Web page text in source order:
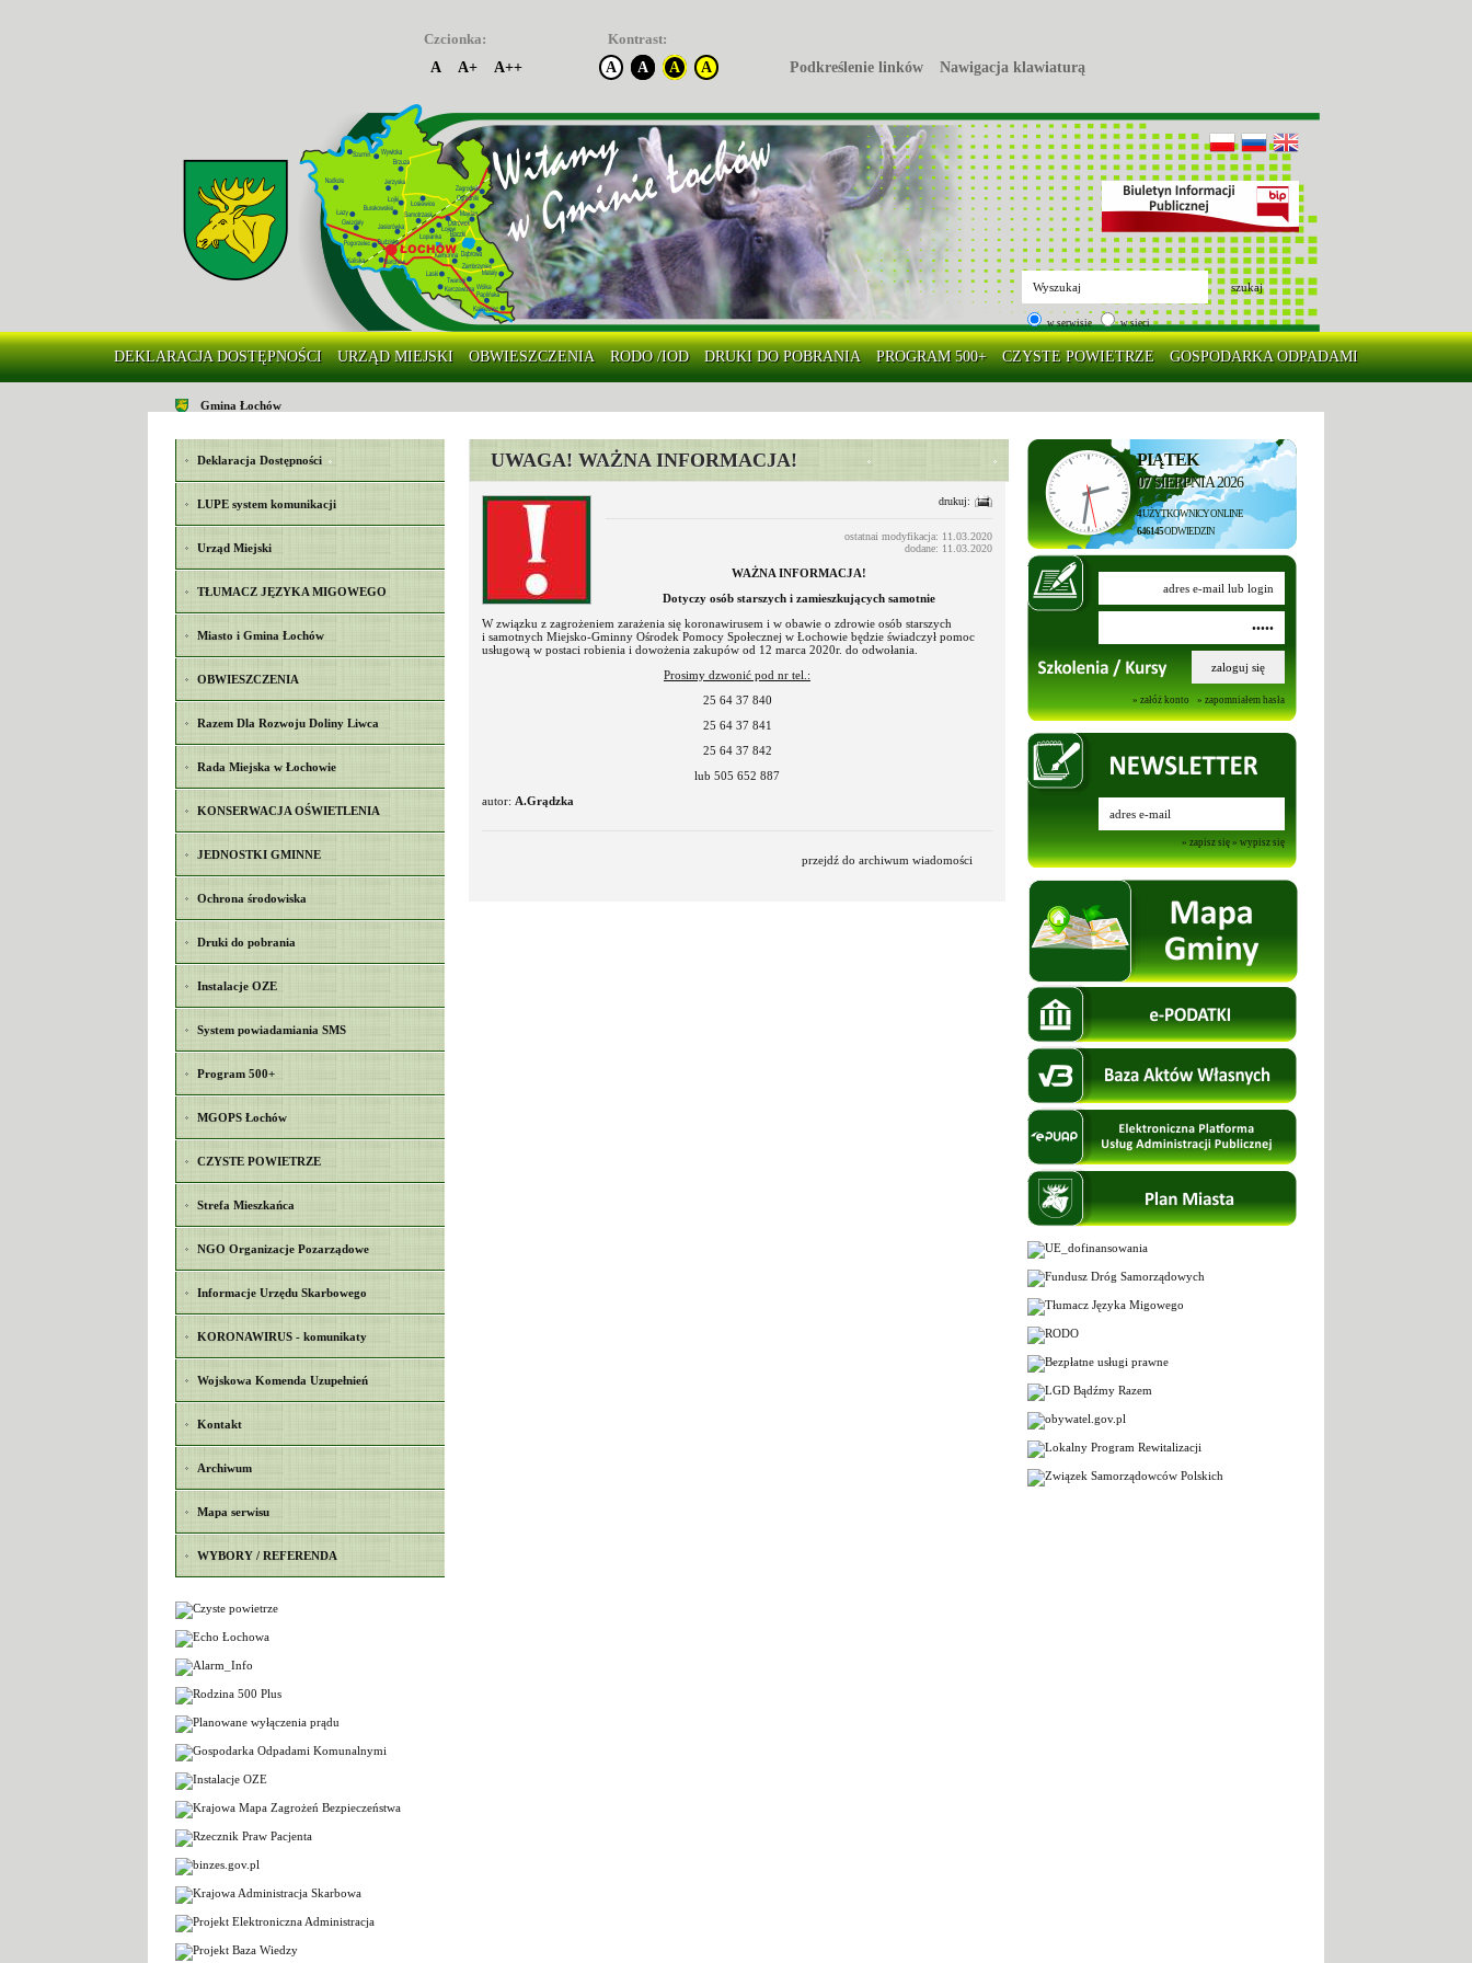
Czcionka:
A
A+ A++
Kontrast:
A
A A A Podkreślenie linków Nawigacja klawiaturą
szukaj
w serwisie w sieci
DEKLARACJA DOSTĘPNOŚCI URZĄD MIEJSKI OBWIESZCZENIA RODO /IOD DRUKI DO POBRANIA PROGRAM 500+ CZYSTE POWIETRZE GOSPODARKA ODPADAMI
Gmina Łochów
Deklaracja Dostępności
LUPE system komunikacji
Urząd Miejski
TŁUMACZ JĘZYKA MIGOWEGO
Miasto i Gmina Łochów
OBWIESZCZENIA
Razem Dla Rozwoju Doliny Liwca
Rada Miejska w Łochowie
KONSERWACJA OŚWIETLENIA
JEDNOSTKI GMINNE
Ochrona środowiska
Druki do pobrania
Instalacje OZE
System powiadamiania SMS
Program 500+
MGOPS Łochów
CZYSTE POWIETRZE
Strefa Mieszkańca
NGO Organizacje Pozarządowe
Informacje Urzędu Skarbowego
KORONAWIRUS - komunikaty
Wojskowa Komenda Uzupełnień
Kontakt
Archiwum
Mapa serwisu
WYBORY / REFERENDA
UWAGA! WAŻNA INFORMACJA!
drukuj:
ostatnai modyfikacja: 11.03.2020
dodane: 11.03.2020
WAŻNA INFORMACJA!
Dotyczy osób starszych i zamieszkujących samotnie
W związku z zagrożeniem zarażenia się koronawirusem i w obawie o zdrowie osób starszych
i samotnych Miejsko-Gminny Ośrodek Pomocy Społecznej w Łochowie będzie świadczył pomoc
usługową w postaci robienia i dowożenia zakupów od 12 marca 2020r. do odwołania.
Prosimy dzwonić pod nr tel.:
25 64 37 840
25 64 37 841
25 64 37 842
lub 505 652 887
autor: A.Grądzka
przejdź do archiwum wiadomości
PIĄTEK
07SIERPNIA 2026
4UŻYTKOWNICY ONLINE
646145ODWIEDZIN
» załóż konto » zapomniałem hasła
» zapisz się » wypisz się